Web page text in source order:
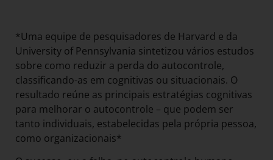
*Uma equipe de pesquisadores de Harvard e da
University of Pennsylvania sintetizou vários estudos
sobre como reduzir a perda do autocontrole,
classificando-as em cognitivas ou situacionais. O
resultado reúne as principais estratégias cognitivas
para melhorar o autocontrole – que podem ser
tanto individuais, estabelecidas pela própria pessoa,
como organizacionais*